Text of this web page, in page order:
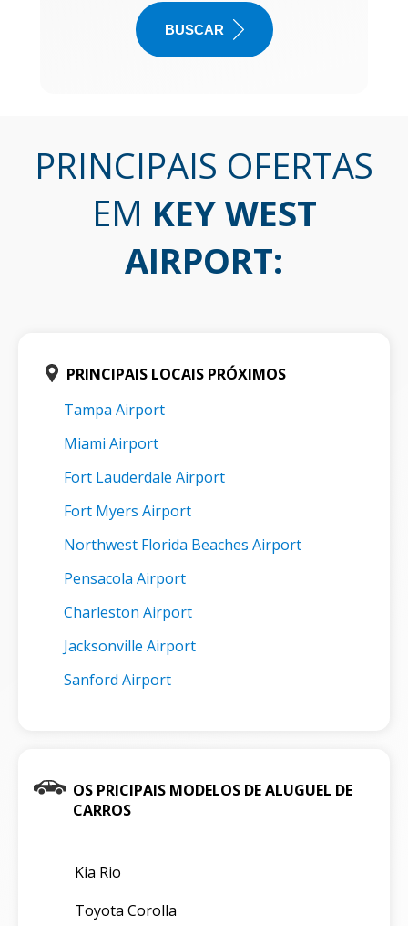
BUSCAR
PRINCIPAIS OFERTAS
EM KEY WEST
AIRPORT:
PRINCIPAIS LOCAIS PRÓXIMOS
Tampa Airport
Miami Airport
Fort Lauderdale Airport
Fort Myers Airport
Northwest Florida Beaches Airport
Pensacola Airport
Charleston Airport
Jacksonville Airport
Sanford Airport
OS PRICIPAIS MODELOS DE ALUGUEL DE
CARROS
Kia Rio
Toyota Corolla